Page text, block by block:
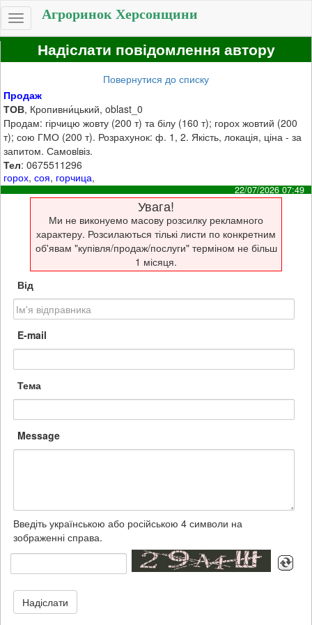
Toggle
navigation
Агроринок Херсонщини
Надіслати повідомлення автору
Повернутися до списку
Продаж
ТОВ, Кропивни́цький, oblast_0
Продам: гірчицю жовту (200 т) та білу (160 т); горох жовтий (200
т); сою ГМО (200 т). Розрахунок: ф. 1, 2. Якість, локація, ціна - за
запитом. Самовiвіз.
Тел: 0675511296
горох,соя, горчица,
22/07/2026 07:49
Увага!
Ми не виконуемо масову розсилку рекламного
характеру. Розсилаються тількі листи по конкретним
об'явам "купівля/продаж/послуги" терміном не більш
1 місяця.
Від
E-mail
Тема
Message
Введіть українською або російською 4 символи на
зображенні справа.
Надіслати